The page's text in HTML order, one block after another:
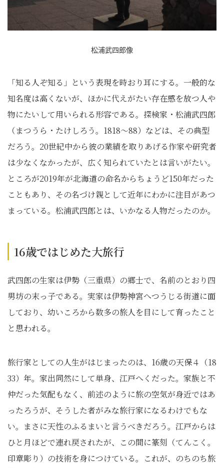
松浦武四郎像
「知る人ぞ知る」という表現を時おり耳にする。一般的な
知名度は高くないが、ほかに代えがたい存在感を放つ人や
物にたいして用いられる形容である。探検家・松浦武四郎
（まつうら・たけしろう。1818～88）などは、その典型
だろう。20世紀中から彼の業績を取りあげる作家や研究者
は少なくなかったが、広く知られていたとは言いがたい。
ところが2019年が北海道の命名からちょうど150年だった
こともあり、その名づけ親として近年にわかに注目があつ
まっている。松浦武四郎とは、いかなる人物だったのか。
16歳ではじめた大旅行
武四郎の生家は伊勢（三重県）の郷士で、名前のとおり四
男坊の末っ子である。実家は伊勢神宮へつうじる街道に面
しており、幼いころから数多の旅人を目にして育ったこと
と思われる。
旅行家としての人生がはじまったのは、16歳の天保４（18
33）年。家出同然にして単身、江戸へくだった。家族と不
仲だった気配もなく、前述のように旅の空気が身近ではあ
ったろうが、そうした者がみな旅行家になるわけでもな
い。まさに天性のふるまいと言うべきだろう。江戸からは
ひと月ほどで連れ戻されたが、この間に篆刻（てんこく。
印章彫り）の技術を身につけている。これが、のちのち旅